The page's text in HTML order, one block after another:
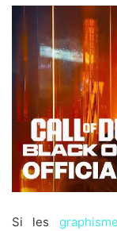
Si les